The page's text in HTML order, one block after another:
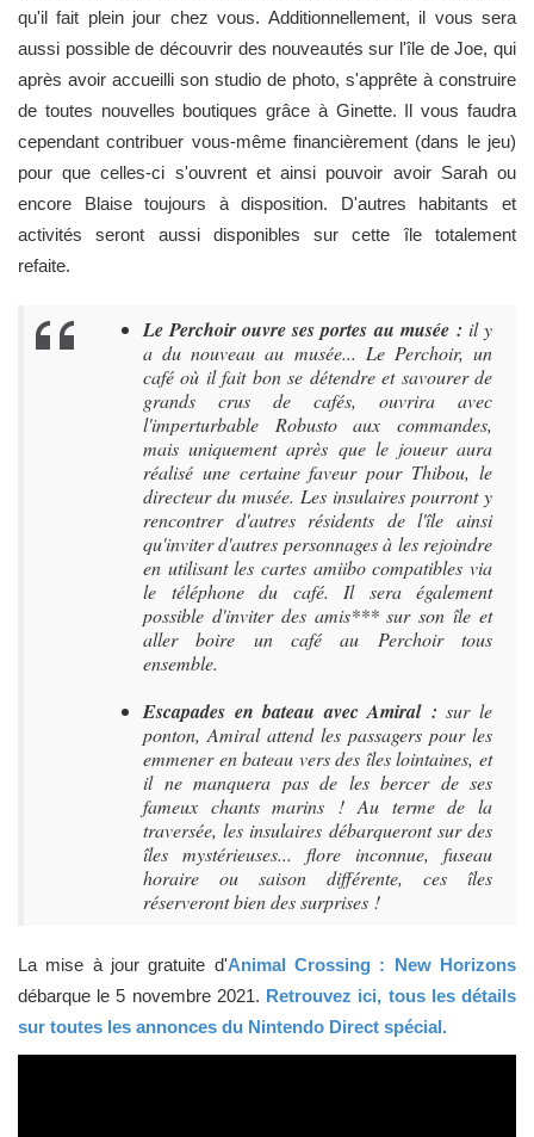
qu'il fait plein jour chez vous. Additionnellement, il vous sera
aussi possible de découvrir des nouveautés sur l'île de Joe, qui
après avoir accueilli son studio de photo, s'apprête à construire
de toutes nouvelles boutiques grâce à Ginette. Il vous faudra
cependant contribuer vous-même financièrement (dans le jeu)
pour que celles-ci s'ouvrent et ainsi pouvoir avoir Sarah ou
encore Blaise toujours à disposition. D'autres habitants et
activités seront aussi disponibles sur cette île totalement
refaite.
Le Perchoir ouvre ses portes au musée : il y
a du nouveau au musée... Le Perchoir, un
café où il fait bon se détendre et savourer de
grands crus de cafés, ouvrira avec
l'imperturbable Robusto aux commandes,
mais uniquement après que le joueur aura
réalisé une certaine faveur pour Thibou, le
directeur du musée. Les insulaires pourront y
rencontrer d'autres résidents de l'île ainsi
qu'inviter d'autres personnages à les rejoindre
en utilisant les cartes amiibo compatibles via
le téléphone du café. Il sera également
possible d'inviter des amis*** sur son île et
aller boire un café au Perchoir tous
ensemble.
Escapades en bateau avec Amiral : sur le
ponton, Amiral attend les passagers pour les
emmener en bateau vers des îles lointaines, et
il ne manquera pas de les bercer de ses
fameux chants marins ! Au terme de la
traversée, les insulaires débarqueront sur des
îles mystérieuses... flore inconnue, fuseau
horaire ou saison différente, ces îles
réserveront bien des surprises !
La mise à jour gratuite d'Animal Crossing : New Horizons
débarque le 5 novembre 2021. Retrouvez ici, tous les détails
sur toutes les annonces du Nintendo Direct spécial.